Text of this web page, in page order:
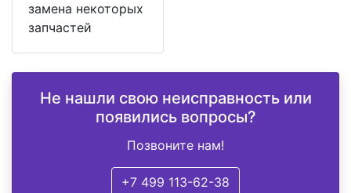
замена некоторых
запчастей
Не нашли свою неисправность или
появились вопросы?
Позвоните нам!
+7 499 113-62-38